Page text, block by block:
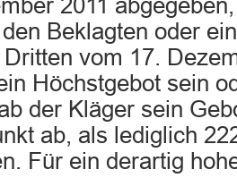
2011
Beklagten oder
vom 17.
Höchstgebot sein
der Kläger sein
ab, als lediglich
Für ein derartig